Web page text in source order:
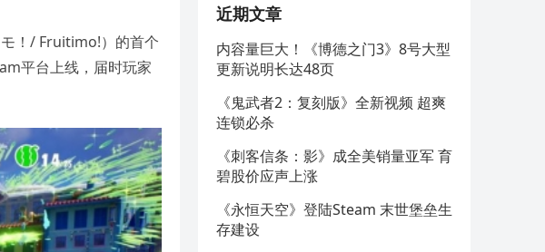
！/ Fruitimo!）的首个
平台上线，届时玩家
近期文章
内容量巨大！《博德之门3》8号大型
更新说明长达48页
《鬼武者2：复刻版》全新视频 超爽
连锁必杀
《刺客信条：影》成全美销量亚军 育
碧股价应声上涨
《永恒天空》登陆Steam 末世堡垒生
存建设